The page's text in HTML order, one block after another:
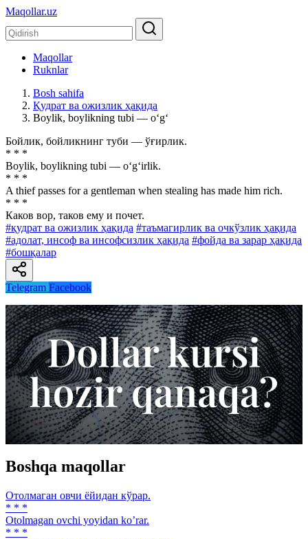
Maqollar.uz
Maqollar
Ruknlar
Bosh sahifa
Қудрат ва ожизлик ҳақида
Boylik, boylikning tubi — o‘g‘
Бойлик, бойликнинг туби — ўғирлик.
* * *
Boylik, boylikning tubi — o‘g‘irlik.
* * *
A thief passes for a gentleman when stealing has made him rich.
* * *
Каков вор, таков ему и почет.
#қудрат ва ожизлик ҳақида #таъмагирлик ва очкўзлик ҳақида
#адолат, инсоф ва инсофсизлик ҳақида #фойда ва зарар ҳақида
#бошқалар
Telegram Facebook
Boshqa maqollar
Отолмаган овчи ёйидан кўрар.
* * *
Otolmagan ovchi yoyidan koʼrar.
* * *